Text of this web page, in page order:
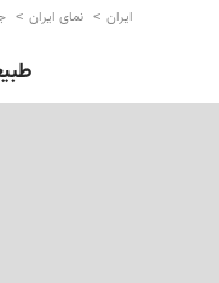
ایران نمای ایران